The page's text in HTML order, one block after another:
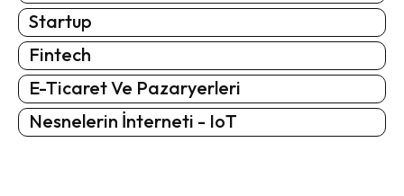
Startup
Fintech
E-Ticaret Ve Pazaryerleri
Nesnelerin İnterneti - IoT